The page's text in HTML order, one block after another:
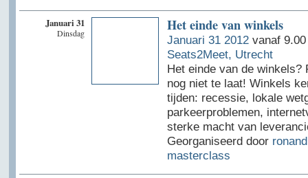
Januari 31
Dinsdag Het einde van winkels
Januari 31 2012vanaf 9.00
Seats2Meet, Utrecht
Het einde van de winkels?
nog niet te laat! Winkels
tijden: recessie, lokale
parkeerproblemen,
sterke macht van
Georganiseerd door
masterclass